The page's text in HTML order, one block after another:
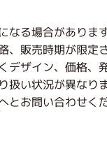
る場合があります
販売時期が限定
ザイン、価格、
扱い状況が異なり
とお問い合わせく